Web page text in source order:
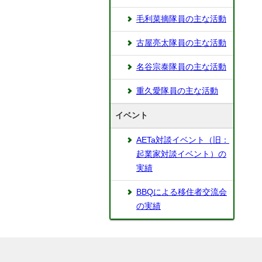
毛利菜摘隊員の主な活動
古屋亮太隊員の主な活動
名谷宗泰隊員の主な活動
重久愛隊員の主な活動
イベント
AETa対談イベント（旧：
起業家対談イベント）の
実績
BBQによる移住者交流会
の実績